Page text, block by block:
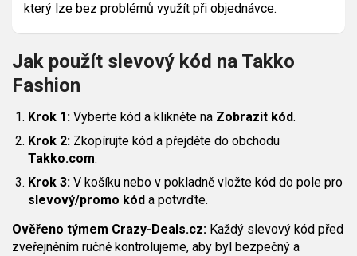
který lze bez problémů využít při objednávce.
Jak použít slevový kód na Takko
Fashion
Krok 1: Vyberte kód a klikněte na Zobrazit kód.
Krok 2: Zkopírujte kód a přejděte do obchodu
Takko.com.
Krok 3: V košíku nebo v pokladně vložte kód do pole pro
slevový/promo kód a potvrďte.
Ověřeno týmem Crazy-Deals.cz: Každý slevový kód před
zveřejněním ručně kontrolujeme, aby byl bezpečný a